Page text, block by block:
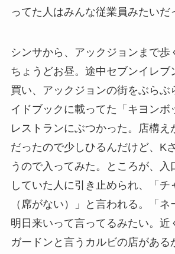
ってた人はみんな従業員みたいだ
シンサから、アックジョンまで歩
ちょうどお昼。途中セブンイレブ
買い、アックジョンの街をぶらぶ
イドブックに載ってた「キヨンボ
レストランにぶつかった。店構え
だったので少しひるんだけど、K
うので入ってみた。ところが、入
していた人に引き止められ、「チ
（席がない）」と言われる。「
明日来いって言ってるみたい。近
ガードンと言うカルビの店がある